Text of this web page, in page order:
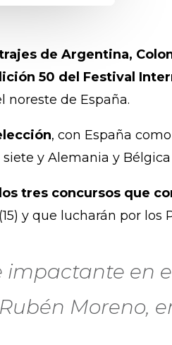
de Argentina,
50 del Festival
noreste de España.
, con España
y Alemania y
tres concursos que
y que lucharán por los
impactante en
Moreno,